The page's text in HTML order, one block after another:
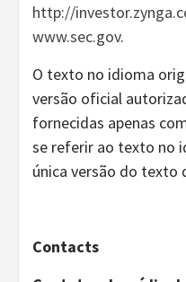
http://
www.sec.gov.
O texto no idioma
versão oficial
fornecidas apenas
se referir ao texto no
única versão do texto
Contacts